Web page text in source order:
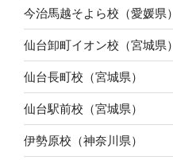
今治馬越そよら校（愛媛県）
仙台卸町イオン校（宮城県）
仙台長町校（宮城県）
仙台駅前校（宮城県）
伊勢原校（神奈川県）